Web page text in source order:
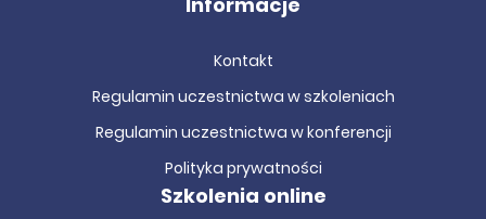
Kontakt
Regulamin uczestnictwa w szkoleniach
Regulamin uczestnictwa w konferencji
Polityka prywatności
Szkolenia online